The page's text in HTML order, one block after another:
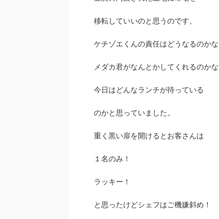
移転していいのと思うのです。
ケチゾエくんの責任はどうなるのか
メダカ君がなんとかしてくれるのか
今日はどんなランチが待っている
のかと思っていました。
重く黒い扉を開けるとお客さんは
１名のみ！
ラッキー！
と思ったけどシェフはご機嫌斜め！